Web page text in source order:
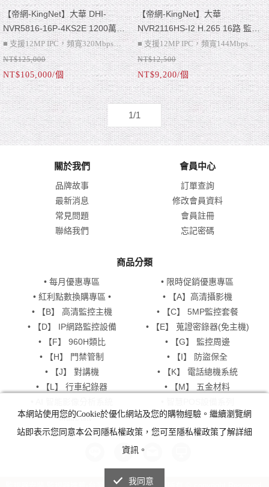
【帝網-KingNet】大華 DHI-
NVR5816-16P-4KS2E 1200萬
IVS 16路 8硬碟 4K NVR 網路影像
錄影主機 16路主機 網路
■ 支援12MP IPC，頻寬320Mbps
■ 2組VGA、2組HDMI、警報：16輸
入/6輸出、聲音：1輸入/2輸出，1組
RJ-45
■ 8硬碟，支援10TB硬碟，1組eSATA
■ 搭配AI攝影機：周界防護、人臉偵
測和辨識、SMD Plus、影像元數據、
車牌辨識、人數統計、行為分析、人
■ 16路PoE，1~8路支援ePoE & EoC
■ 商品不含硬碟可額外加購
■ 請注意~此為NVR網路主機只能搭配
網路攝影機才可使用喔
NT$125,000
NT$105,000/個
【帝網-KingNet】大華
NVR2116HS-I2 H.265 16路 監控
主機 AI NVR 監視器主機 1200萬
人臉偵測辨識
■ 支援12MP IPC，頻寬144Mbps
■ VGA、4K HDMI、警報：N/A、聲
音：1輸入/1輸出
■ 單硬碟，支援10TB硬碟
■ 1路人臉偵測/辨識、1路周界防護、
4路SMD Plus、智慧搜尋
■ 商品不含硬碟可額外加購
■ 請注意~此為NVR網路主機只能搭配
NT$12,500
NT$9,200/個
1/1
關於我們
品牌故事
最新消息
常見問題
聯絡我們
會員中心
訂單查詢
修改會員資料
會員註冊
忘記密碼
商品分類
• 每月優惠專區
• 限時促銷優惠專區
• 紅利點數換購專區 •
• 【A】高清攝影機
• 【B】 高清監控主機
• 【C】 5MP監控套餐
• 【D】 IP網路監控設備
• 【E】 蒐證密錄器(免主機)
• 【F】 960H類比
• 【G】 監控周邊
• 【H】 門禁管制
• 【I】 防盜保全
• 【J】 對講機
• 【K】 電話總機系統
• 【L】 行車紀錄器
• 【M】 五金材料
• 新品快訊
監視器安裝,監視器推薦-台灣監控 KingNet 版權所有 © copyright Reserved.
本網站使用您的Cookie於優化網站及您的購物經驗。繼續瀏覽網
站即表示您同意本公司隱私權政策，您可至隱私權政策了解詳細
資訊。
我同意